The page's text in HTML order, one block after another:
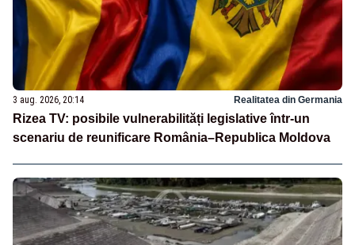
3 aug. 2026, 20:14 Realitatea din Germania
Rizea TV: posibile vulnerabilități legislative într-un
scenariu de reunificare România–Republica Moldova